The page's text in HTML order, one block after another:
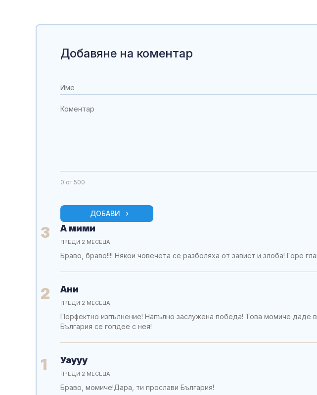
Добавяне на коментар
0 от 500
ДОБАВИ
3 А мими
ПРЕДИ 2 МЕСЕЦА
Браво, браво!!!! Някои човечета се разболяха от завист и злоба! Горе
2 Ани
ПРЕДИ 2 МЕСЕЦА
Перфектно изпълнение! Напълно заслужена победа! Това момиче даде
България се гопдее с нея!
1 Уаууу
ПРЕДИ 2 МЕСЕЦА
Браво, момиче!Дара, ти прослави България!